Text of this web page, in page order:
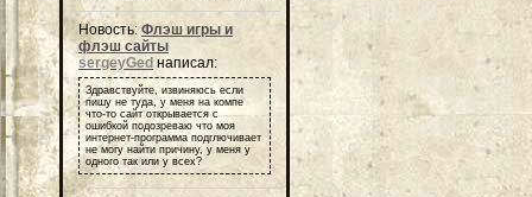
Новость: Флэш игры и
флэш сайты
sergeyGed написал:
Здравствуйте, извиняюсь если
пишу не туда, у меня на компе
что-то сайт открывается с
ошибкой подозреваю что моя
интернет-программа подглючивает
не могу найти причину, у меня у
одного так или у всех?